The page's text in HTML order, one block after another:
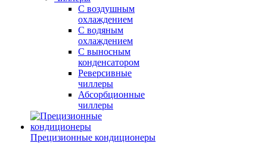
С воздушным
охлаждением
С водяным
охлаждением
С выносным
конденсатором
Реверсивные
чиллеры
Абсорбционные
чиллеры
Прецизионные кондиционеры